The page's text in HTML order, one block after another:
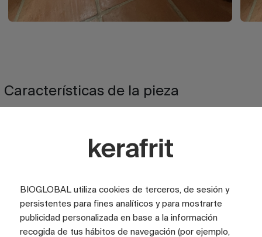
Características de la pieza
ACABADO Brillo
COLOR Beige
BIOGLOBAL utiliza cookies de terceros, de sesión y
persistentes para fines analíticos y para mostrarte
publicidad personalizada en base a la información
recogida de tus hábitos de navegación (por ejemplo,